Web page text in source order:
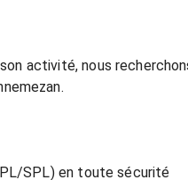
activité, nous
SPL) en toute sécurité